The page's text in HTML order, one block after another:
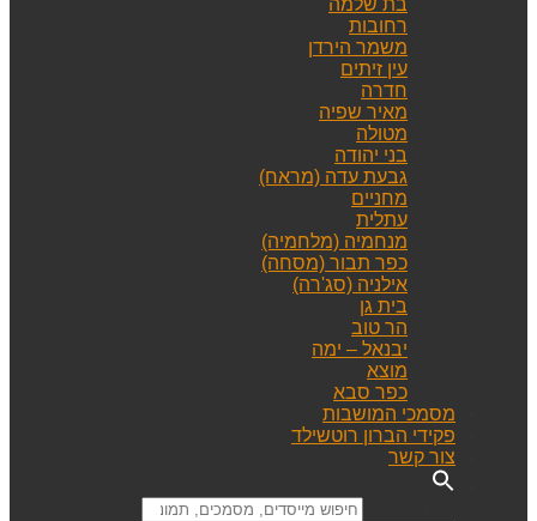
בת שלמה
רחובות
משמר הירדן
עין זיתים
חדרה
מאיר שפיה
מטולה
בני יהודה
גבעת עדה (מראח)
מחניים
עתלית
מנחמיה (מלחמיה)
כפר תבור (מסחה)
אילניה (סג'רה)
בית גן
הר טוב
יבנאל – ימה
מוצא
כפר סבא
מסמכי המושבות
פקידי הברון רוטשילד
צור קשר